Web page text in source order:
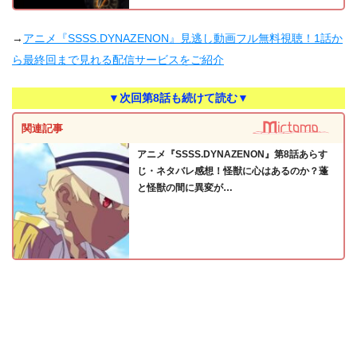
→ アニメ『SSSS.DYNAZENON』見逃し動画フル無料視聴！1話か
ら最終回まで見れる配信サービスをご紹介
▼次回第8話も続けて読む▼
関連記事
アニメ『SSSS.DYNAZENON』第8話あらす
じ・ネタバレ感想！怪獣に心はあるのか？蓬
と怪獣の間に異変が…